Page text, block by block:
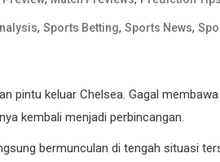
, Sports Betting, Sports News,
pintu keluar Chelsea. Gagal
kembali menjadi perbincangan.
bermunculan di tengah situasi